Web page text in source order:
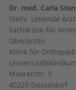
Dr. med. Carla
Stellv. Leitende
Fachärztin für
Oberärztin
Klinik für
Moorenstr. 5
40225 Düsseldorf